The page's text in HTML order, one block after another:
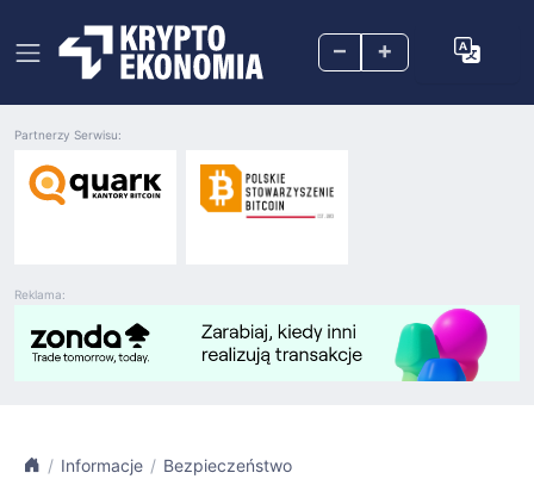
– +
Reklama:
Partnerzy Serwisu:
Informacje
Bezpieczeństwo